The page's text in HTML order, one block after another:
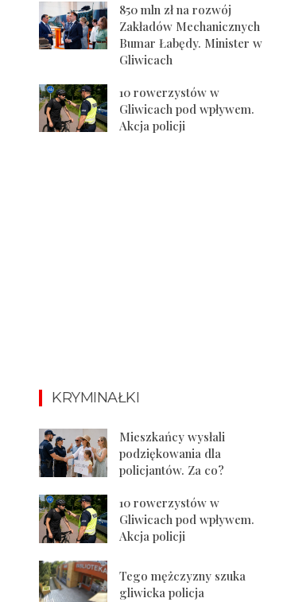
850 mln zł na rozwój
Zakładów Mechanicznych
Bumar Łabędy. Minister w
Gliwicach
10 rowerzystów w
Gliwicach pod wpływem.
Akcja policji
KRYMINAŁKI
Mieszkańcy wysłali
podziękowania dla
policjantów. Za co?
10 rowerzystów w
Gliwicach pod wpływem.
Akcja policji
Tego mężczyzny szuka
gliwicka policja